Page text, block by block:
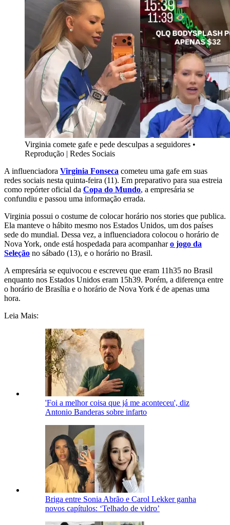
Virginia comete gafe e pede desculpas a seguidores •
Reprodução | Redes Sociais
A influenciadora Virginia Fonseca cometeu uma gafe em suas
redes sociais nesta quinta-feira (11). Em preparativo para sua estreia
como repórter oficial da Copa do Mundo, a empresária se
confundiu e passou uma informação errada.
Virginia possui o costume de colocar horário nos stories que publica.
Ela manteve o hábito mesmo nos Estados Unidos, um dos países
sede do mundial. Dessa vez, a influenciadora colocou o horário de
Nova York, onde está hospedada para acompanharo jogo da
Seleção no sábado (13), e o horário no Brasil.
A empresária se equivocou e escreveu que eram 11h35 no Brasil
enquanto nos Estados Unidos eram 15h39. Porém, a diferença entre
o horário de Brasília e o horário de Nova York é de apenas uma
hora.
Leia Mais:
'Foi a melhor coisa que já me aconteceu', diz
Antonio Banderas sobre infarto
Briga entre Sonia Abrão e Carol Lekker ganha
novos capítulos: ‘Telhado de vidro’